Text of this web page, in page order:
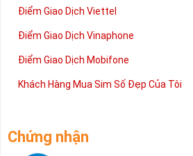
Điểm Giao Dịch Viettel
Điểm Giao Dịch Vinaphone
Điểm Giao Dịch Mobifone
Khách Hàng Mua Sim Số Đẹp Của Tôi
Chứng nhận